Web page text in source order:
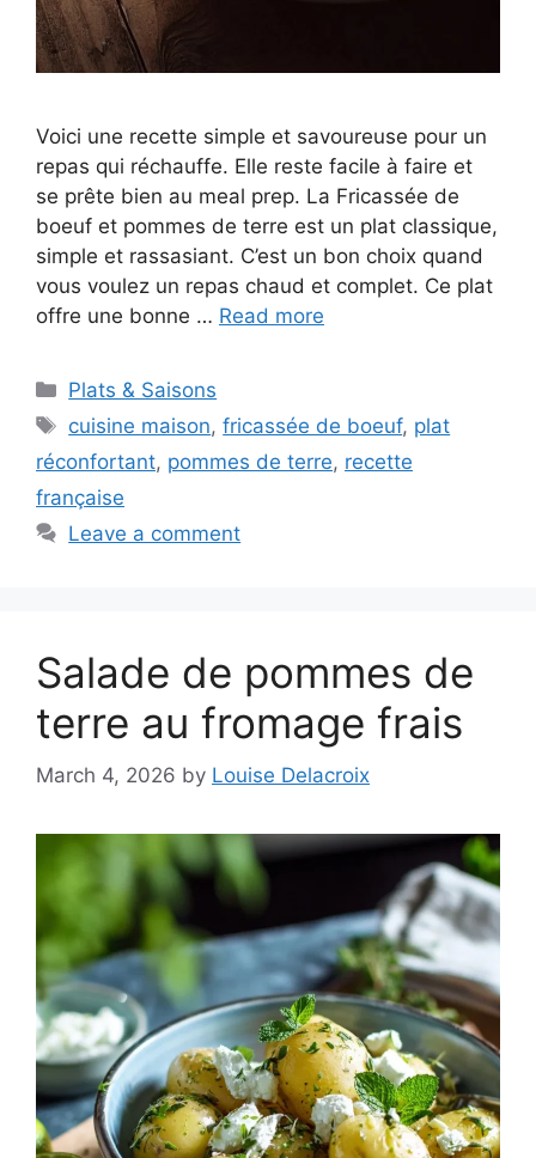
Voici une recette simple et savoureuse pour un
repas qui réchauffe. Elle reste facile à faire et
se prête bien au meal prep. La Fricassée de
boeuf et pommes de terre est un plat classique,
simple et rassasiant. C’est un bon choix quand
vous voulez un repas chaud et complet. Ce plat
offre une bonne … Read more
Categories
Plats & Saisons
Tags
cuisine maison,fricassée de boeuf, plat
réconfortant, pommes de terre, recette
française
Leave a comment
Salade de pommes de
terre au fromage frais
March 4, 2026 by Louise Delacroix